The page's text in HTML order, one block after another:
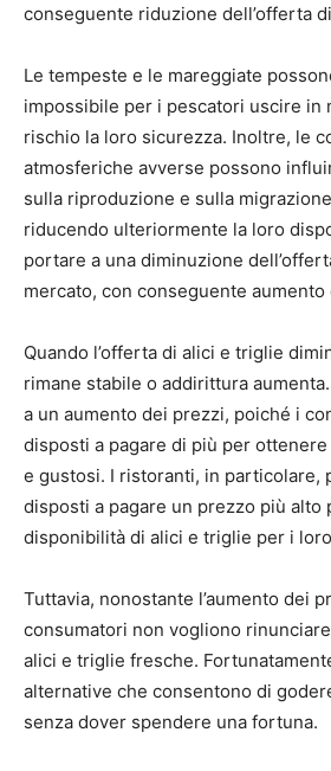
conseguente riduzione dell’offerta
Le tempeste e le mareggiate
impossibile per i pescatori uscire in
rischio la loro sicurezza. Inoltre, le
atmosferiche avverse possono
sulla riproduzione e sulla
riducendo ulteriormente la loro
portare a una diminuzione
mercato, con conseguente aumento
Quando l’offerta di alici e triglie
rimane stabile o addirittura
a un aumento dei prezzi, poiché i
disposti a pagare di più per
e gustosi. I ristoranti, in particolare,
disposti a pagare un prezzo più alto
disponibilità di alici e triglie per i
Tuttavia, nonostante l’aumento dei
consumatori non vogliono
alici e triglie fresche.
alternative che consentono di
senza dover spendere una fortuna.